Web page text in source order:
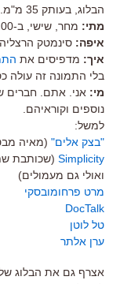
הבלוג, בעותק 35 מ"מ. גם אלה שאינם קוראי הבלוג מוזמנים.
מתי: מחר, שישי, ב-14:00
איפה: סינמטק הרצליה, סוקולוב
איך: מדפיסים את
בלי התמונה זה עולה
מי: אני. אתם. חברים
נוספים וקוראיהם.
למשל:
"בצק אלים" (מאיה
Simplicity (שכותבת
ואולי גם מעמולים)
מרט פרחומובסקי
DocTalk
טל לוטן
ערן אלתר
אצרף גם את הבלוג